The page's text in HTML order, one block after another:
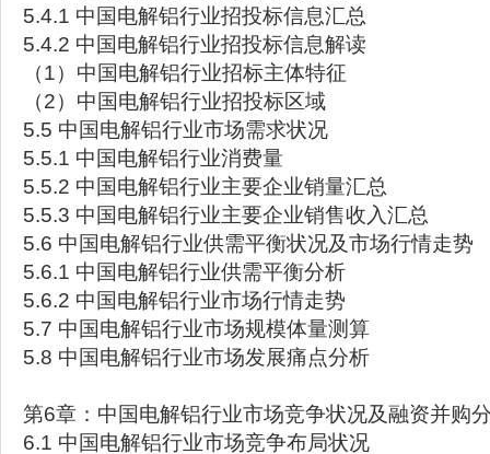
5.4.1 中国电解铝行业招投标信息汇总
5.4.2 中国电解铝行业招投标信息解读
（1）中国电解铝行业招标主体特征
（2）中国电解铝行业招投标区域
5.5 中国电解铝行业市场需求状况
5.5.1 中国电解铝行业消费量
5.5.2 中国电解铝行业主要企业销量汇总
5.5.3 中国电解铝行业主要企业销售收入汇总
5.6 中国电解铝行业供需平衡状况及市场行情走势
5.6.1 中国电解铝行业供需平衡分析
5.6.2 中国电解铝行业市场行情走势
5.7 中国电解铝行业市场规模体量测算
5.8 中国电解铝行业市场发展痛点分析
第6章：中国电解铝行业市场竞争状况及融资并购
6.1 中国电解铝行业市场竞争布局状况